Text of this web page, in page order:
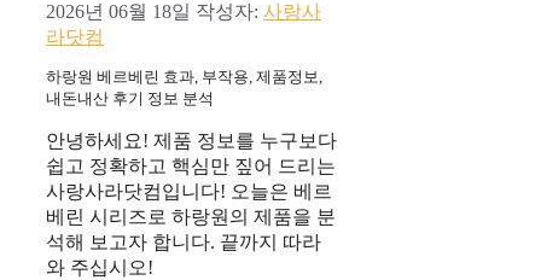
2026년 06월 18일 작성자: 사랑사
라닷컴
하랑원 베르베린 효과, 부작용, 제품정보,
내돈내산 후기 정보 분석
안녕하세요! 제품 정보를 누구보다
쉽고 정확하고 핵심만 짚어 드리는
사랑사라닷컴입니다! 오늘은 베르
베린 시리즈로 하랑원의 제품을 분
석해 보고자 합니다. 끝까지 따라
와 주십시오!